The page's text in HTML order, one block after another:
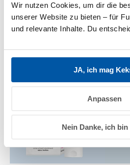
Wir nutzen Cookies, um dir die
unserer Website zu bieten – für
und relevante Inhalte. Du
JA, ich mag
Anpassen
Nein Danke, ich bin
Ähnliche Produkte